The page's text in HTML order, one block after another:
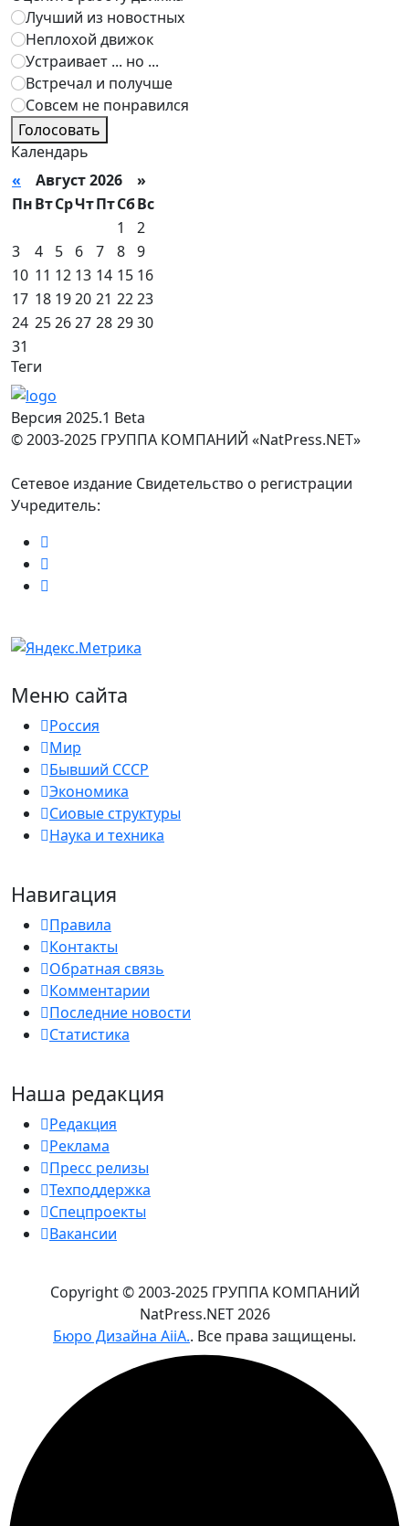
Лучший из новостных
Неплохой движок
Устраивает ... но ...
Встречал и получше
Совсем не понравился
Голосовать
Календарь
« Август 2026 »
ПнВтСрЧтПтСбВс
1
2
3
4 5 6 7 8 9
10 11 12 13 14 15 16
17 18 1920 21 2223
24 252627 28 2930
31
Теги
Версия 2025.1 Beta
© 2003-2025 ГРУППА КОМПАНИЙ «NatPress.NET»
Сетевое издание Свидетельство о регистрации
Учредитель:
Меню сайта
Россия
Мир
Бывший СССР
Экономика
Сиовые структуры
Наука и техника
Навигация
Правила
Контакты
Обратная связь
Комментарии
Последние новости
Статистика
Наша редакция
Редакция
Реклама
Пресс релизы
Техподдержка
Спецпроекты
Вакансии
Copyright © 2003-2025 ГРУППА КОМПАНИЙ
NatPress.NET2026
Бюро Дизайна AiiA.. Все права защищены.